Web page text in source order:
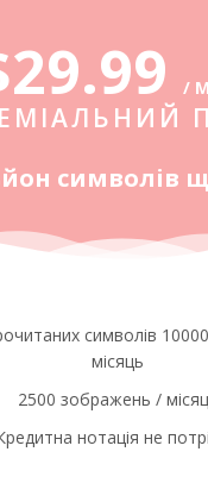
/
символів
символів
місяць
2500 зображень /
нотація не